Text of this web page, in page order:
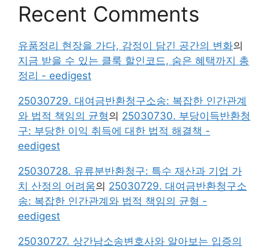
Recent Comments
유품정리 현장을 가다, 감정이 담긴 공간의 변화의
지금 받을 수 있는 클룩 할인코드, 숨은 혜택까지 총
정리 - eedigest
25030729. 대여금반환청구소송: 복잡한 인간관계
와 법적 책임의 균형의 25030730. 부당이득반환청
구: 부당한 이익 취득에 대한 법적 해결책 -
eedigest
25030728. 유류분반환청구: 특수 재산과 기업 가
치 산정의 어려움의 25030729. 대여금반환청구소
송: 복잡한 인간관계와 법적 책임의 균형 -
eedigest
25030727. 상간남소송변호사와 알아보는 입증의